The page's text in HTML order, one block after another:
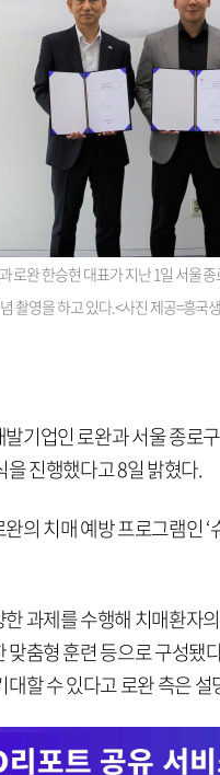
로완 한승현 대표가 지난 1일 서울
촬영을 하고 있다.<사진 제공=흥국
기업인 로완과 서울 종로
진행했다고 8일 밝혔다.
의 치매 예방 프로그램인
과제를 수행해 치매환자
춤형 훈련 등으로 구성됐
할 수 있다고 로완 측은 설